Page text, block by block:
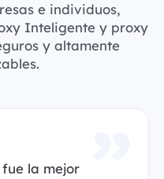
e individuos,
Inteligente y proxy
y altamente
fue la mejor